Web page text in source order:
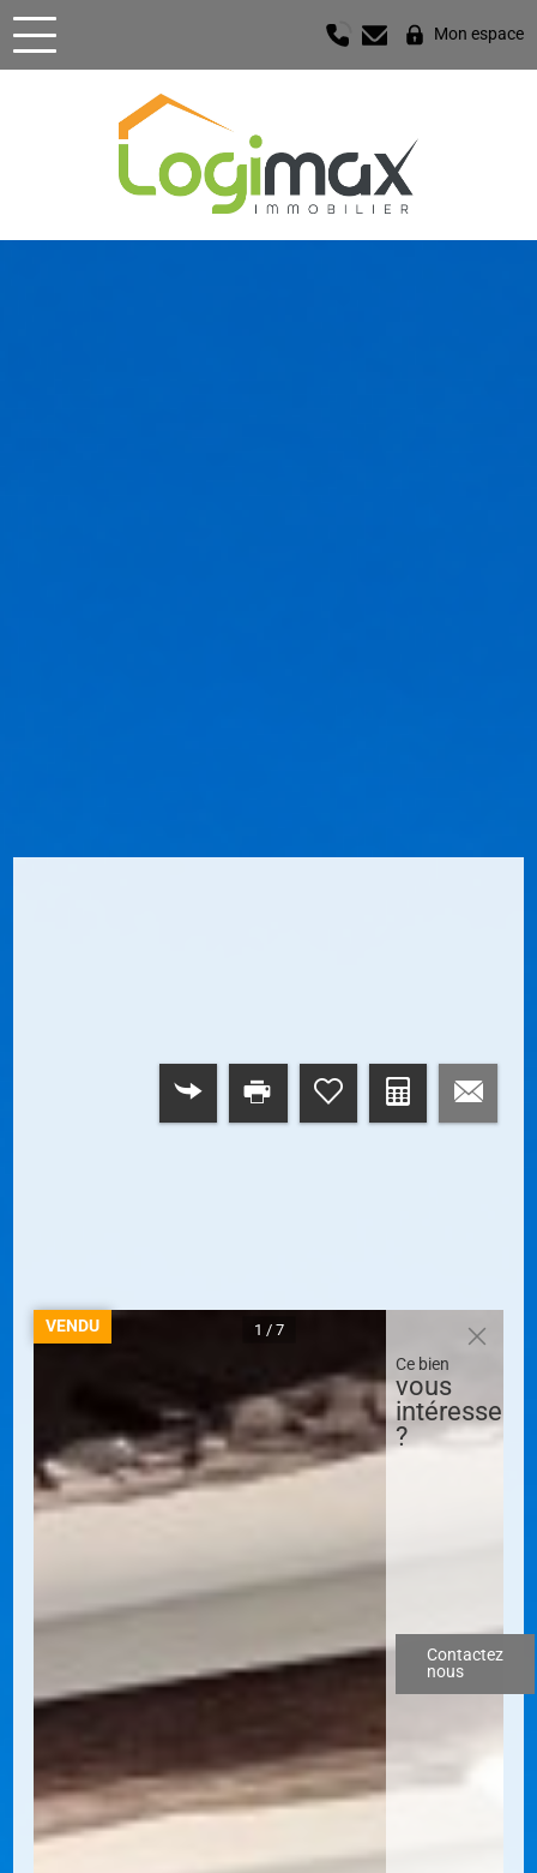
Mon espace
Ce bien
vous
intéresse
?
Contactez
nous
1 / 7
VENDU